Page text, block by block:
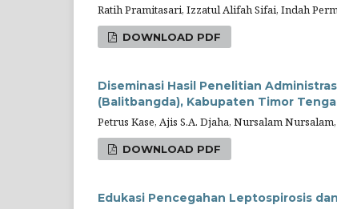
Ratih Pramitasari, Izzatul Alifah Sifai, Indah
DOWNLOAD PDF
Diseminasi Hasil Penelitian
(Balitbangda), Kabupaten Timor
Petrus Kase, Ajis S.A. Djaha, Nursalam
DOWNLOAD PDF
Edukasi Pencegahan Leptospirosis